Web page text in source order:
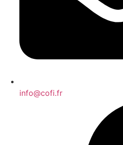
info@cofi.fr